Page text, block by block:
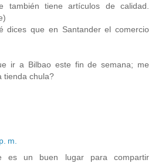
tiene artículos de calidad.
dices que en Santander el comercio
ir a Bilbao este fin de semana; me
tienda chula?
m.
es un buen lugar para compartir